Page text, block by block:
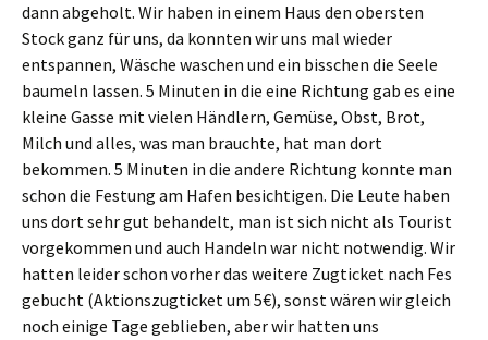
dann abgeholt. Wir haben in einem Haus den obersten
Stock ganz für uns, da konnten wir uns mal wieder
entspannen, Wäsche waschen und ein bisschen die Seele
baumeln lassen. 5 Minuten in die eine Richtung gab es eine
kleine Gasse mit vielen Händlern, Gemüse, Obst, Brot,
Milch und alles, was man brauchte, hat man dort
bekommen. 5 Minuten in die andere Richtung konnte man
schon die Festung am Hafen besichtigen. Die Leute haben
uns dort sehr gut behandelt, man ist sich nicht als Tourist
vorgekommen und auch Handeln war nicht notwendig. Wir
hatten leider schon vorher das weitere Zugticket nach Fes
gebucht (Aktionszugticket um 5€), sonst wären wir gleich
noch einige Tage geblieben, aber wir hatten uns